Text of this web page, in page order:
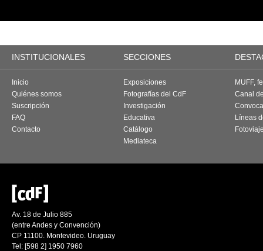
INSTITUCIONALES SECCIONES
Inicio
Quiénes somos
Suscripción
FAQ
Contacto
Exposiciones
Fotografías del CdF
Investigación
Educativa
Catálogo
Mediateca
MUFF,
Canal
Líneas
Av. 18 de Julio 885
(entre Andes y Convención)
CP 11100. Montevideo. Uruguay
Tel: [598 2] 1950 7960